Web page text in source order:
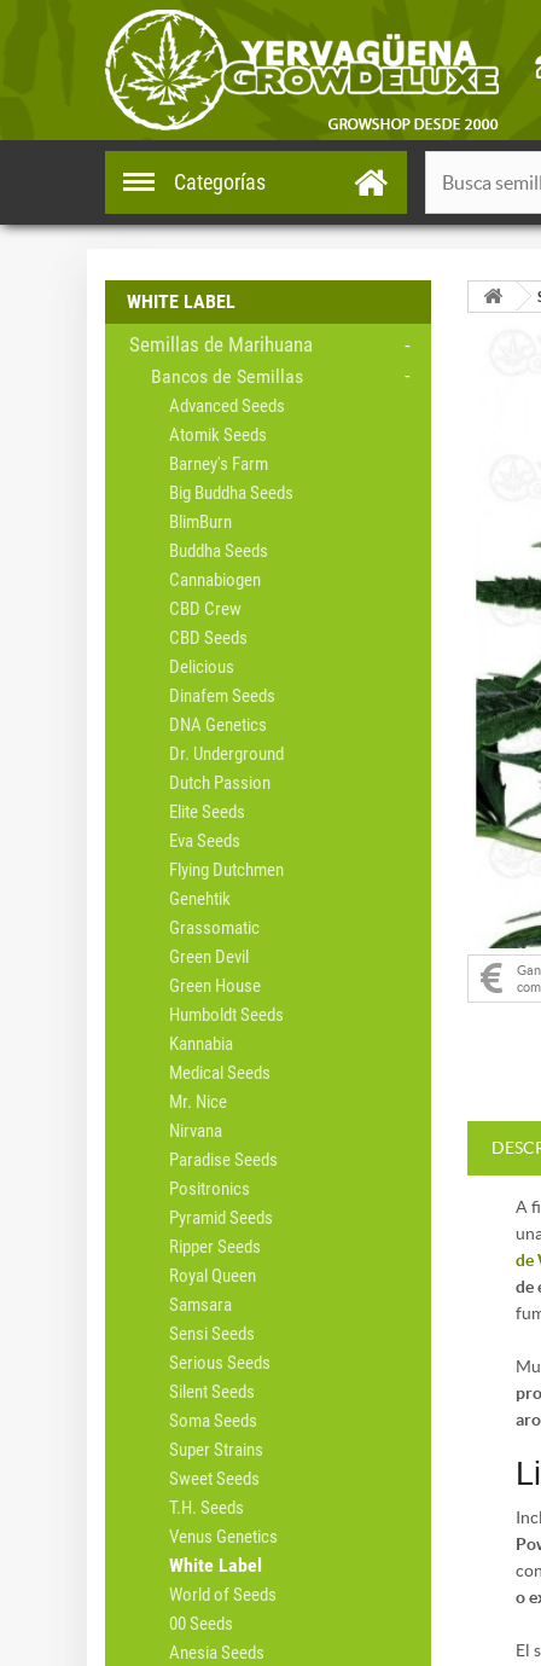
Categorías
WHITE LABEL
Semillas de Marihuana
Bancos de Semillas
Advanced Seeds
Atomik Seeds
Barney's Farm
Big Buddha Seeds
BlimBurn
Buddha Seeds
Cannabiogen
CBD Crew
CBD Seeds
Delicious
Dinafem Seeds
DNA Genetics
Dr. Underground
Dutch Passion
Elite Seeds
Eva Seeds
Flying Dutchmen
Genehtik
Grassomatic
Green Devil
Green House
Humboldt Seeds
Kannabia
Medical Seeds
Mr. Nice
Nirvana
Paradise Seeds
Positronics
Pyramid Seeds
Ripper Seeds
Royal Queen
Samsara
Sensi Seeds
Serious Seeds
Silent Seeds
Soma Seeds
Super Strains
Sweet Seeds
T.H. Seeds
Venus Genetics
White Label
World of Seeds
00 Seeds
Anesia Seeds
A
de
de
o
El